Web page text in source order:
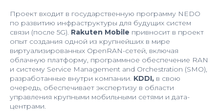
Проект входит в государственную программу NEDO
по развитию инфраструктуры для будущих систем
связи (после 5G). Rakuten Mobile привносит в проект
опыт создания одной из крупнейших в мире
виртуализированных OpenRAN-сетей, включая
облачную платформу, программное обеспечение RAN
и систему Service Management and Orchestration (SMO),
разработанные внутри компании. KDDI, в свою
очередь, обеспечивает экспертизу в области
управления крупными мобильными сетями и дата-
центрами.